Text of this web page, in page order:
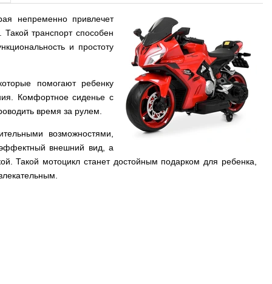
непременно привлечет
транспорт способен
и простоту
помогают ребенку
Комфортное сиденье с
время за рулем.
возможностями,
внешний вид, а
Такой мотоцикл станет достойным подарком для ребенка,